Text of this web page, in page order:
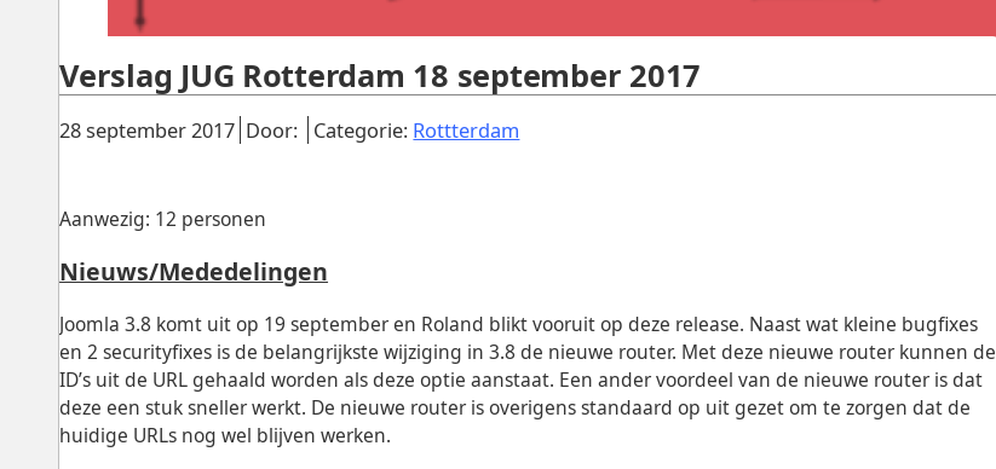
Gepubliceerd:
28 september 2017. Door: Categorie: Rottterdam
Verslag JUG Rotterdam 18 september 2017
Aanwezig: 12 personen
Nieuws/Mededelingen
Joomla 3.8 komt uit op 19 september en Roland blikt vooruit op deze release. Naast wat kleine bugfixes
en 2 securityfixes is de belangrijkste wijziging in 3.8 de nieuwe router. Met deze nieuwe router kunnen de
ID’s uit de URL gehaald worden als deze optie aanstaat. Een ander voordeel van de nieuwe router is dat
deze een stuk sneller werkt. De nieuwe router is overigens standaard op uit gezet om te zorgen dat de
huidige URLs nog wel blijven werken.